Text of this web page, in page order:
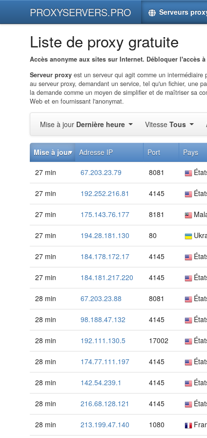
PROXYSERVERS.PRO Serveurs
Liste de proxy gratuite
Accès anonyme aux sites sur Internet. Débloquer l'accès
Serveur proxy est un serveur qui agit comme un
au serveur proxy, demandant un service, tel qu'un fichier, une
la demande comme un moyen de simplifier et de maîtriser sa
Web et en fournissant l'anonymat.
Mise à jour Dernière heure Vitesse Tous
Mise à jour Adresse IP Port Pays
27 min 67.203.23.79 8081
27 min 192.252.216.81 4145
27 min 175.143.76.177 8181
27 min 194.28.181.130 80
27 min 184.178.172.17 4145
27 min 184.181.217.220 4145
28 min 67.203.23.88 8081
28 min 98.188.47.132 4145
28 min 192.111.130.5 17002
28 min 174.77.111.197 4145
28 min 142.54.239.1 4145
28 min 216.68.128.121 4145
28 min 213.199.47.140 1080